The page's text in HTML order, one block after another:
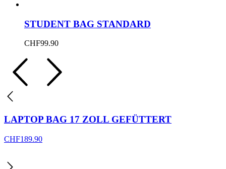
STUDENT BAG STANDARD
CHF99.90
LAPTOP BAG 17 ZOLL GEFÜTTERT
CHF189.90